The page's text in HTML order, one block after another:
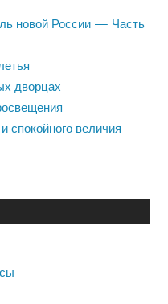
новой России — Часть
дворцах
спокойного величия